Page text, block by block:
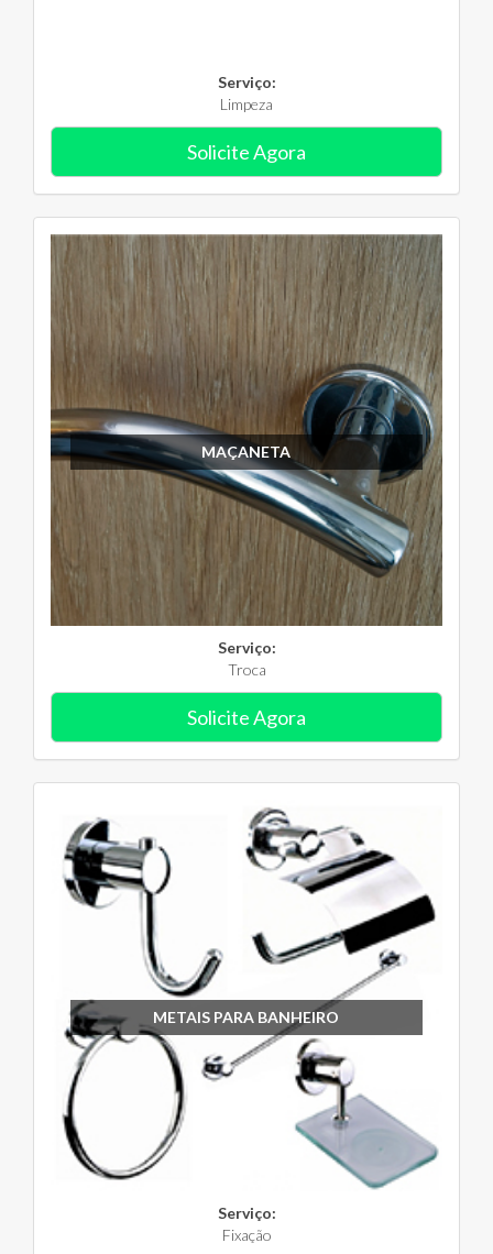
Serviço:
Limpeza
Solicite Agora
MAÇANETA
Serviço:
Troca
Solicite Agora
METAIS PARA BANHEIRO
Serviço:
Fixação